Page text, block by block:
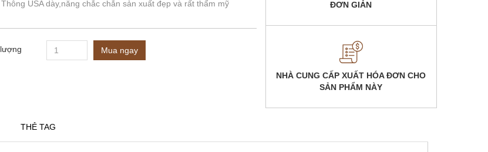
USA dày,năng chắc chắn sản xuất đẹp và rất thẩm mỹ
Mua ngay
ĐƠN GIẢN
NHÀ CUNG CẤP XUẤT HÓA ĐƠN CHO
SẢN PHẨM NÀY
THẺ TAG